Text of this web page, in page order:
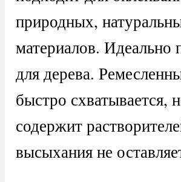
природных,
материалов. Идеально
для дерева.
быстро схватывается,
содержит
высыхания не